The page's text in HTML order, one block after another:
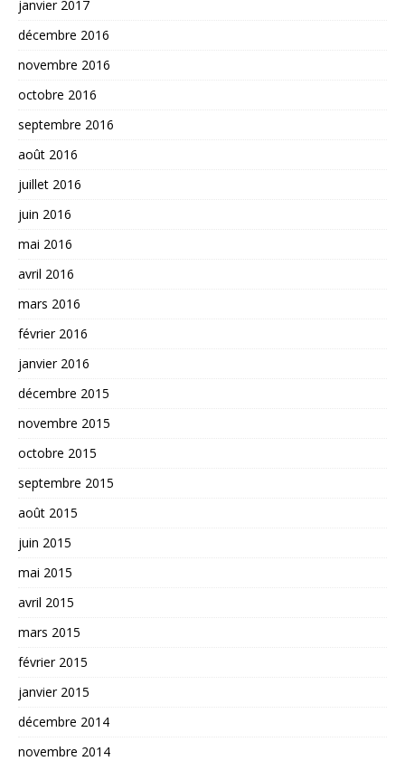
janvier 2017
décembre 2016
novembre 2016
octobre 2016
septembre 2016
août 2016
juillet 2016
juin 2016
mai 2016
avril 2016
mars 2016
février 2016
janvier 2016
décembre 2015
novembre 2015
octobre 2015
septembre 2015
août 2015
juin 2015
mai 2015
avril 2015
mars 2015
février 2015
janvier 2015
décembre 2014
novembre 2014